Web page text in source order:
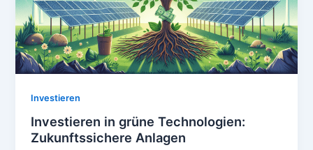
Investieren
Investieren in grüne Technologien:
Zukunftssichere Anlagen